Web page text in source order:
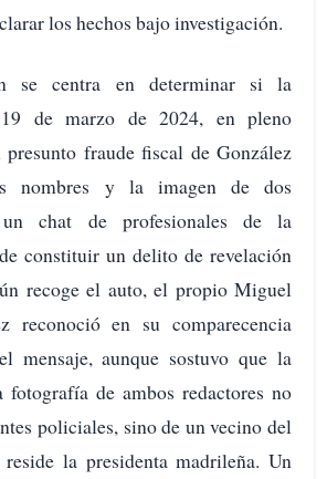
los hechos bajo investigación.
se centra en determinar si la
de marzo de 2024, en pleno
fraude fiscal de González
nombres y la imagen de dos
chat de profesionales de la
constituir un delito de revelación
recoge el auto, el propio Miguel
reconoció en su comparecencia
mensaje, aunque sostuvo que la
de ambos redactores no
policiales, sino de un vecino del
la presidenta madrileña. Un